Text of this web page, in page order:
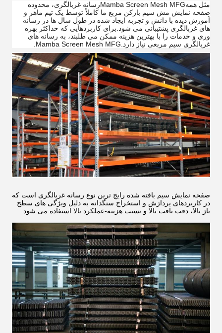
مثل همهMamba Screen Mesh MFGرسانه غربالگری، محدوده
صفحه نمایش مش سیم بازکن مربع ما کاملاً توسط یک تیم ماهر و
آموزش دیده با دانش و تجربه ایجاد شده در طول سال ها در رسانه
های غربالگری پشتیبانی می شود.برای کاربردهایی که حداکثر بهره
وری و خدمات را با بهترین هزینه ممکن می طلبند، به رسانه های
غربالگری سیم مربعی نیاز دارد. Mamba Screen Mesh MFG
صفحه نمایش سیم بافته شده رایج ترین نوع رسانه غربالگری است که
در کاربردهای پردازش و استخراج سنگدانه به دلیل ویژگی های سطح
باز بالا، دقت بافت بالا و نسبت هزینه-عملکرد بالا استفاده می شود.